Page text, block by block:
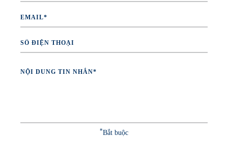
Số
điện
Nội
dung
*Bắt buộc